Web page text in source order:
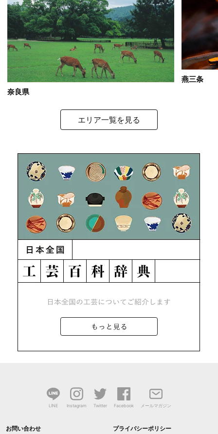
奈良県
燕三条
エリア一覧を見る
LINE Instagram Twitter Facebook メールマガジン
お問い合わせ プライバシーポリシー